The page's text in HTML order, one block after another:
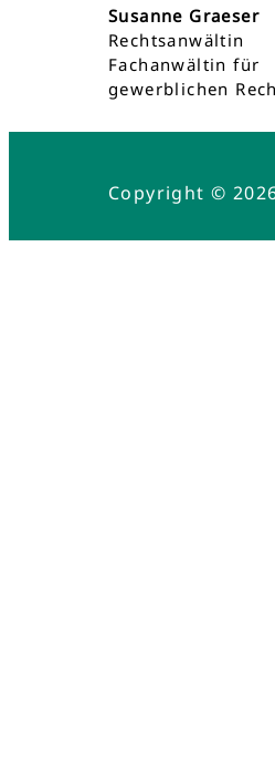
Susanne Graeser
Rechtsanwältin
Fachanwältin für
gewerblichen
Copyright ©